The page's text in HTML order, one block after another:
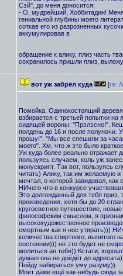
Сэй", до меня доносится:
- О, мудрейший, Хоббитадин!
гениальной глубины моего
соткав его из разрозненных
аккумулировав в
обращение к алику, плиз часть
сохранилось пришли плиз,
вот уж забрёл куда [re:
Помойка. Одинокостоящий
взбирается с третьей попытки
сидящей вороны: "Прэлэсно!".
полдень до 16 и после полуночи.
прошу!". "Мы все спешили за
моего". Хм, что ж это было
Уж куда более реально отражает
пользуясь случаем, коль уж
монускрипт. Так вот, пользуясь
читать) Алику, так им желаемую и
мечтал, о которой завидовал,
НИчего что в конкурсе
Это долгожданный для тебя приз,
произведения, хотя бы до 20
кругосветное путешествие,
философским смыслом, я
высокохудожественное
смертным как я нос утирать)))
количества спиртного, выпитого
состоянии))) но это будет не
молиться ан тебя)) Кстати,
думаю она не доёдёт до
Пойду набираться уму разуму))
Моет даже ещё как-нибудь